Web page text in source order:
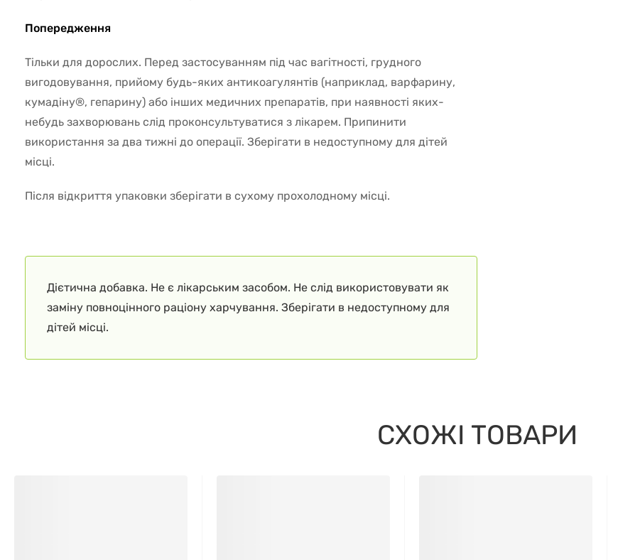
Дієтична добавка. Не є лікарським засобом. Не слід використовувати як
заміну повноцінного раціону харчування. Зберігати в недоступному для
дітей місці.
Попередження
Тільки для дорослих. Перед застосуванням під час вагітності, грудного
вигодовування, прийому будь-яких антикоагулянтів (наприклад, варфарину,
кумадіну®, гепарину) або інших медичних препаратів, при наявності яких-
небудь захворювань слід проконсультуватися з лікарем. Припинити
використання за два тижні до операції. Зберігати в недоступному для дітей
місці.
Після відкриття упаковки зберігати в сухому прохолодному місці.
СХОЖІ ТОВАРИ